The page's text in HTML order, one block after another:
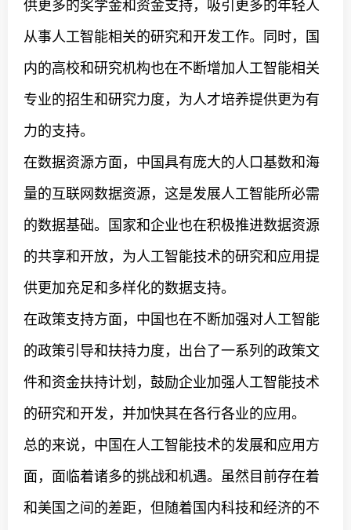
供更多的奖学金和资金支持，吸引更多的年轻人
从事人工智能相关的研究和开发工作。同时，国
内的高校和研究机构也在不断增加人工智能相关
专业的招生和研究力度，为人才培养提供更为有
力的支持。
在数据资源方面，中国具有庞大的人口基数和海
量的互联网数据资源，这是发展人工智能所必需
的数据基础。国家和企业也在积极推进数据资源
的共享和开放，为人工智能技术的研究和应用提
供更加充足和多样化的数据支持。
在政策支持方面，中国也在不断加强对人工智能
的政策引导和扶持力度，出台了一系列的政策文
件和资金扶持计划，鼓励企业加强人工智能技术
的研究和开发，并加快其在各行各业的应用。
总的来说，中国在人工智能技术的发展和应用方
面，面临着诸多的挑战和机遇。虽然目前存在着
和美国之间的差距，但随着国内科技和经济的不